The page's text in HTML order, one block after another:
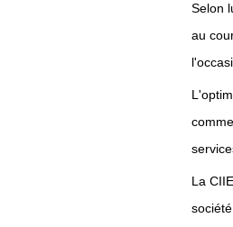
Selon
au
La